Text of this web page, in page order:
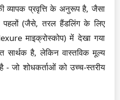
व्यापक प्रवृत्ति के अनुरूप है, जैसा
(जैसे, तरल हैंडलिंग के लिए
माइक्रोस्कोप) में देखा गया
है, लेकिन वास्तविक मूल्य
- जो शोधकर्ताओं को उच्च-स्तरीय